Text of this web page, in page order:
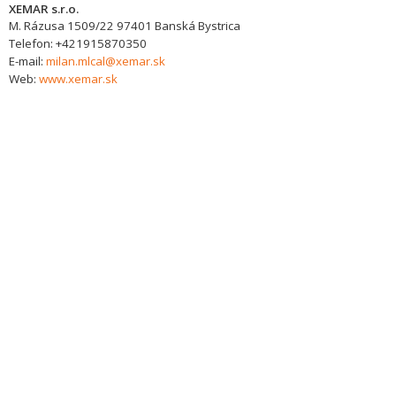
XEMAR s.r.o.
M. Rázusa 1509/22 97401 Banská Bystrica
Telefon: +421915870350
E-mail: milan.mlcal@xemar.sk
Web: www.xemar.sk